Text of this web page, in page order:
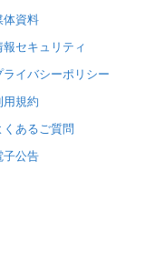
体資料
報セキュリティ
ライバシーポリシー
用規約
くあるご質問
子公告